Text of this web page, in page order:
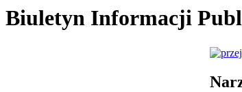
Biuletyn Informacji